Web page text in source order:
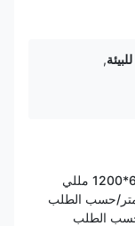
,
600*600 مللي متر/600*1200 مللي